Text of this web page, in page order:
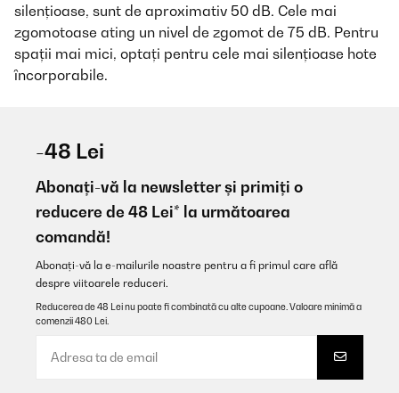
silențioase, sunt de aproximativ 50 dB. Cele mai
zgomotoase ating un nivel de zgomot de 75 dB. Pentru
spații mai mici, optați pentru cele mai silențioase hote
încorporabile.
-48 Lei
Abonați-vă la newsletter și primiți o
reducere de 48 Lei* la următoarea
comandă!
Abonați-vă la e-mailurile noastre pentru a fi primul care află
despre viitoarele reduceri.
Reducerea de 48 Lei nu poate fi combinată cu alte cupoane. Valoare minimă a
comenzii 480 Lei.